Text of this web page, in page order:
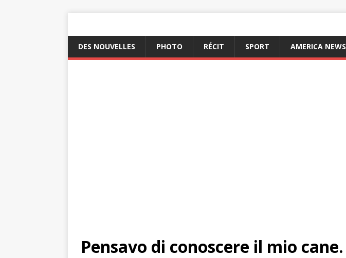
DES NOUVELLES PHOTO RÉCIT SPORT AMERICA NEWS
Pensavo di conoscere il mio cane.